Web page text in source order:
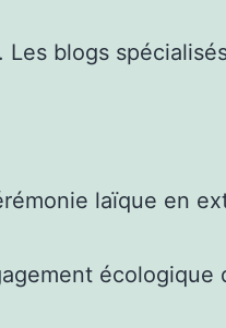
blogs
laïque en
écologique